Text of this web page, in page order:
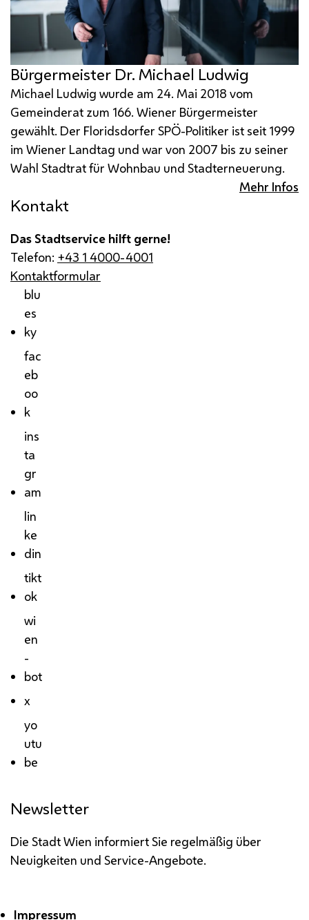
Bürgermeister Dr. Michael Ludwig
Michael Ludwig wurde am 24. Mai 2018 vom
Gemeinderat zum 166. Wiener Bürgermeister
gewählt. Der Floridsdorfer SPÖ-Politiker ist seit 1999
im Wiener Landtag und war von 2007 bis zu seiner
Wahl Stadtrat für Wohnbau und Stadterneuerung.
Mehr Infos
Kontakt
Das Stadtservice hilft gerne!
Telefon: +43 1 4000-4001
Kontaktformular
blu
es
ky
fac
eb
oo
k
ins
ta
gr
am
lin
ke
din
tikt
ok
wi
en
-
bot
x
yo
utu
be
Newsletter
Die Stadt Wien informiert Sie regelmäßig über
Neuigkeiten und Service-Angebote.
Impressum